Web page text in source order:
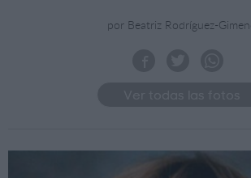
por Beatriz Rodríguez-